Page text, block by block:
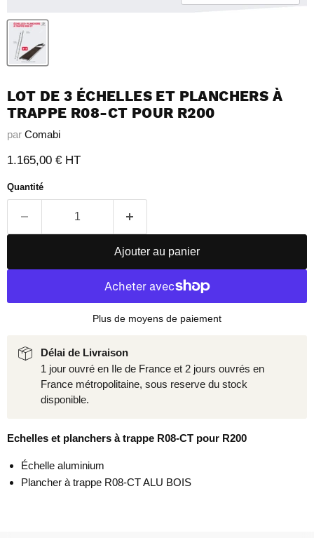
LOT DE 3 ÉCHELLES ET PLANCHERS À
TRAPPE R08-CT POUR R200
par Comabi
Prix actuel
1.165,00 € HT
Quantité
Ajouter au panier
Plus de moyens de paiement
Délai de Livraison
1 jour ouvré en Ile de France et 2 jours ouvrés en
France métropolitaine, sous reserve du stock
disponible.
Echelles et planchers à trappe R08-CT pour R200
Échelle aluminium
Plancher à trappe R08-CT ALU BOIS